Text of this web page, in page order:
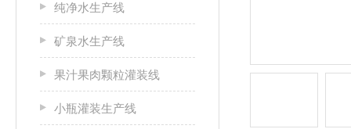
纯净水生产线
矿泉水生产线
果汁果肉颗粒灌装线
小瓶灌装生产线